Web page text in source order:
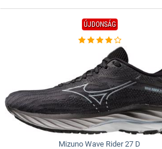
ÚJDONSÁG
Mizuno Wave Rider 27 D